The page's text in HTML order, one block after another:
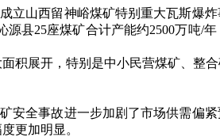
山西留神峪煤矿特别重大瓦斯爆
县25座煤矿合计产能约2500万吨/
展开，特别是中小民营煤矿、整
全事故进一步加剧了市场供需偏
更加明显。